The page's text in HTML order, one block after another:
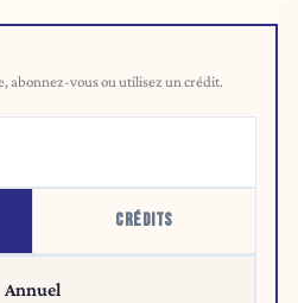
abonnez-vous ou utilisez un crédit.
CRÉDITS
Annuel